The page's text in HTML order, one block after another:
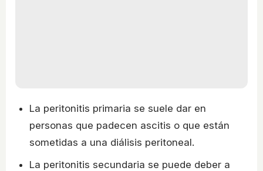
La peritonitis primaria se suele dar en
personas que padecen ascitis o que están
sometidas a una diálisis peritoneal.
La peritonitis secundaria se puede deber a